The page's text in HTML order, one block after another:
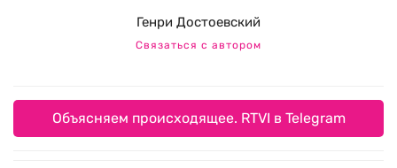
Генри Достоевский
Связаться с автором
Объясняем происходящее. RTVI в Telegram